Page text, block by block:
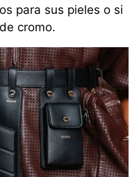
para sus pieles o si
cromo.